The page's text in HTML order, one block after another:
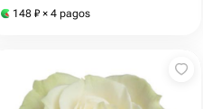
148 ₽ × 4 pagos